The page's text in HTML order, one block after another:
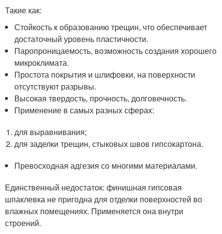
Такие как:
Стойкость к образованию трещин, что обеспечивает
достаточный уровень пластичности.
Паропроницаемость, возможность создания хорошего
микроклимата.
Простота покрытия и шлифовки, на поверхности
отсутствуют разрывы.
Высокая твердость, прочность, долговечность.
Применение в самых разных сферах:
для выравнивания;
для заделки трещин, стыковых швов гипсокартона.
Превосходная адгезия со многими материалами.
Единственный недостаток: финишная гипсовая
шпаклевка не пригодна для отделки поверхностей во
влажных помещениях. Применяется она внутри
строений.